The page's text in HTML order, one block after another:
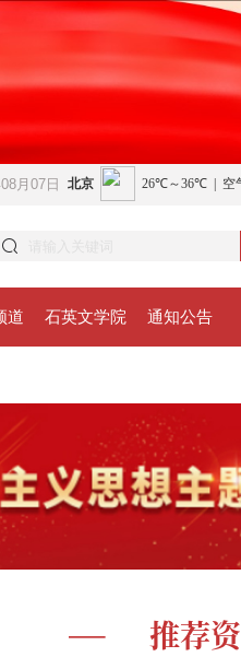
月07日
道 石英文学院 通知公告
推荐